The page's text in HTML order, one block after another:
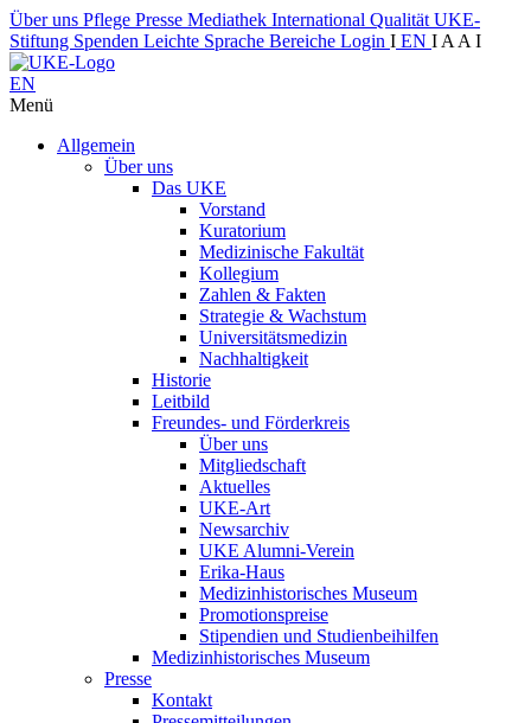
Über uns Pflege Presse Mediathek International Qualität UKE-
Stiftung Spenden Leichte Sprache Bereiche Login I EN I A A I
EN
Menü
Allgemein
Über uns
Das UKE
Vorstand
Kuratorium
Medizinische Fakultät
Kollegium
Zahlen & Fakten
Strategie & Wachstum
Universitätsmedizin
Nachhaltigkeit
Historie
Leitbild
Freundes- und Förderkreis
Über uns
Mitgliedschaft
Aktuelles
UKE-Art
Newsarchiv
UKE Alumni-Verein
Erika-Haus
Medizinhistorisches Museum
Promotionspreise
Stipendien und Studienbeihilfen
Medizinhistorisches Museum
Presse
Kontakt